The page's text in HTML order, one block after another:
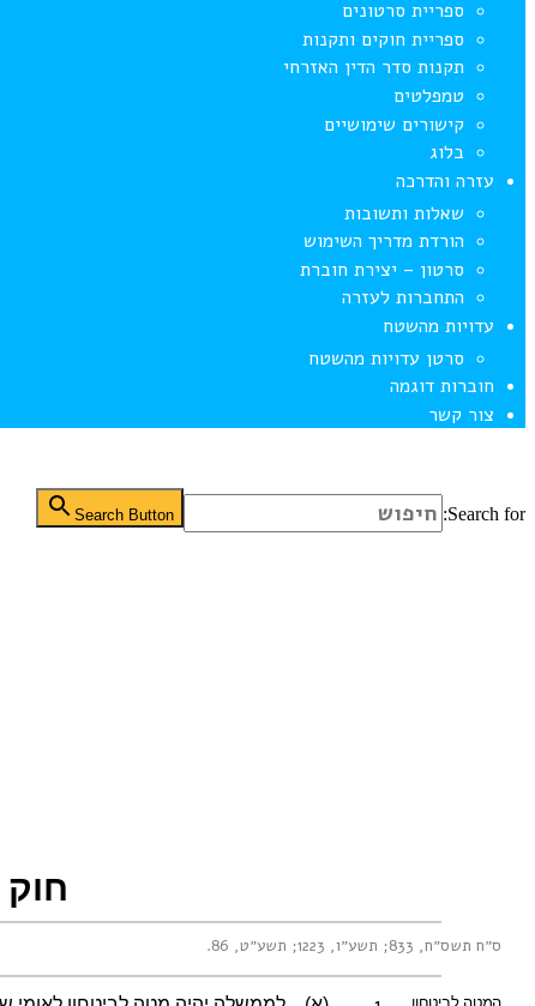
ספריית סרטונים
ספריית חוקים ותקנות
תקנות סדר הדין האזרחי
טמפלטים
קישורים שימושיים
בלוג
עזרה והדרכה
שאלות ותשובות
הורדת מדריך השימוש
סרטון – יצירת חוברת
התחברות לעזרה
עדויות מהשטח
סרטן עדויות מהשטח
חוברות דוגמה
צור קשר
Search for:
Search Button
חוק
ס״ח תשס״ח, 833 ; תשע״ו, 1223 ; תשע״ט, 86 .